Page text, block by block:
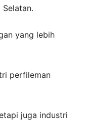
yang lebih
perfileman
juga industri